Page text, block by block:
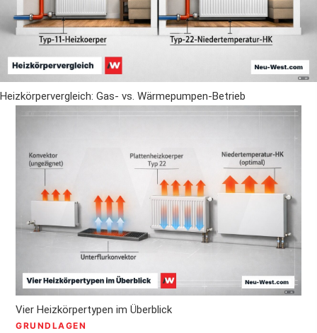
Heizkörpervergleich: Gas- vs. Wärmepumpen-Betrieb
Vier Heizkörpertypen im Überblick
GRUNDLAGEN